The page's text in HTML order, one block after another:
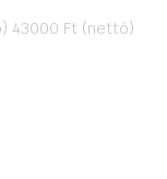
Ft.
43000 Ft (nettó)